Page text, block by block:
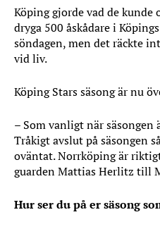
Köping gjorde vad de
dryga 500 åskådare i
söndagen, men det räckte
vid liv.
Köping Stars säsong är nu
– Som vanligt när
Tråkigt avslut på säsongen
oväntat. Norrköping är
guarden Mattias Herlitz till
Hur ser du på er säsong